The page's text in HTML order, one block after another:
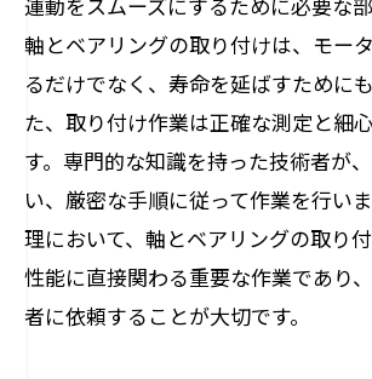
軸とベアリングの取り付けは、モー
るだけでなく、寿命を延ばすために
た、取り付け作業は正確な測定と細
す。専門的な知識を持った技術者が
い、厳密な手順に従って作業を行い
理において、軸とベアリングの取り
性能に直接関わる重要な作業であり
者に依頼することが大切です。